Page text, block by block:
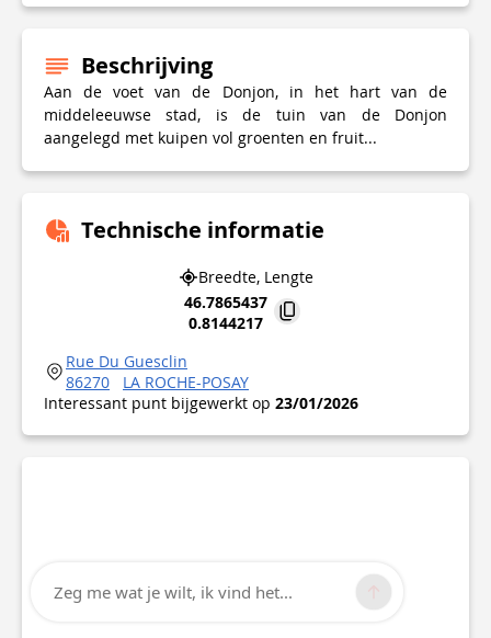
Beschrijving
Aan de voet van de Donjon, in het hart van de
middeleeuwse stad, is de tuin van de Donjon
aangelegd met kuipen vol groenten en fruit...
Technische informatie
Breedte, Lengte
46.7865437
0.8144217
Rue Du Guesclin
86270
LA ROCHE-POSAY
Interessant punt bijgewerkt op 23/01/2026
Zeg me wat je wilt, ik vind het...